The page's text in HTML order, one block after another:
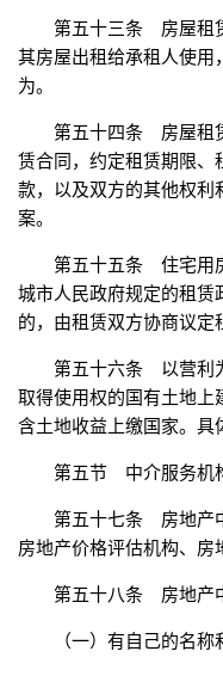
第五十三条 房屋租
其房屋出租给承租人使用
为。
第五十四条 房屋租
赁合同，约定租赁期限、
款，以及双方的其他权利
案。
第五十五条 住宅用
城市人民政府规定的租赁
的，由租赁双方协商议定
第五十六条 以营利
取得使用权的国有土地上
含土地收益上缴国家。具
第五节 中介服务机
第五十七条 房地产
房地产价格评估机构、房
第五十八条 房地产
（一）有自己的名称